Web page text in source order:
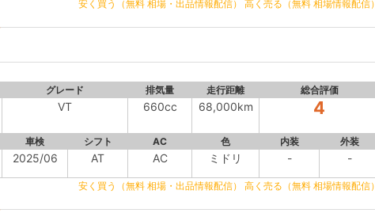
安く買う（無料 相場・出品情報配信） 高く売る（無料 相場情報配信）
グレード 排気量 走行距離 総合評価
VT 660cc 68,000km 4
車検 シフト AC 色 内装 外装
2025/06 AT AC ミドリ - -
安く買う（無料 相場・出品情報配信） 高く売る（無料 相場情報配信）